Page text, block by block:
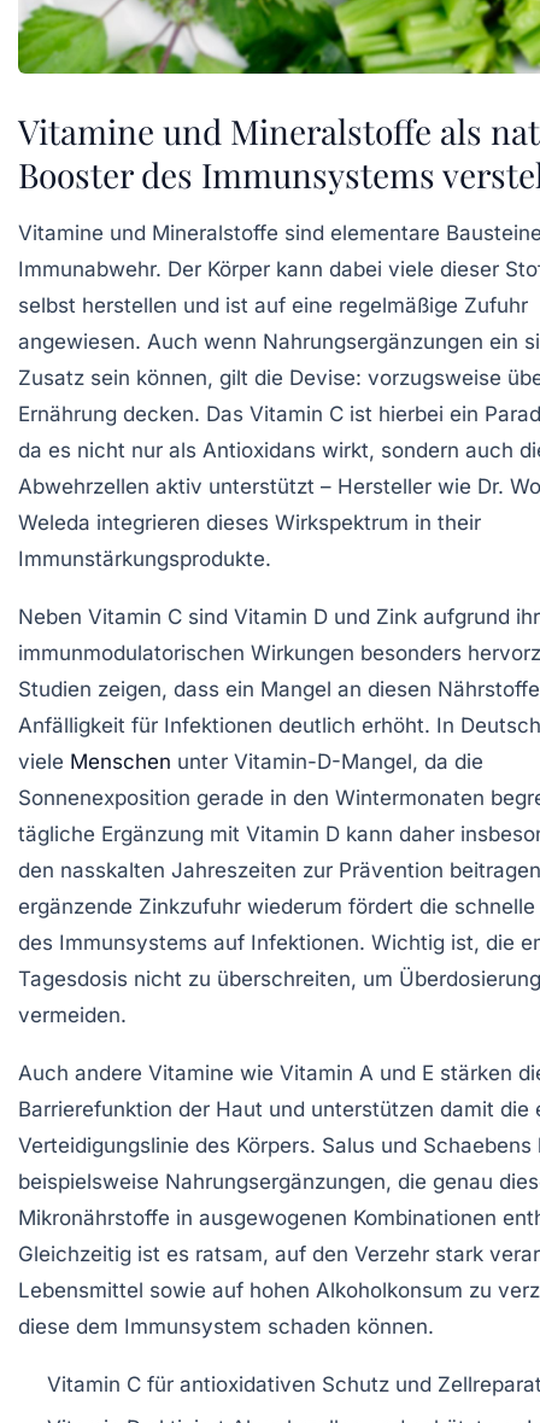
Vitamine und Mineralstoffe als
Booster des Immunsystems
Vitamine und Mineralstoffe sind elementare
Immunabwehr. Der Körper kann dabei viele dieser
selbst herstellen und ist auf eine regelmäßige Zufuhr
angewiesen. Auch wenn Nahrungsergänzungen ein
Zusatz sein können, gilt die Devise: vorzugsweise
Ernährung decken. Das Vitamin C ist hierbei ein
da es nicht nur als Antioxidans wirkt, sondern auch
Abwehrzellen aktiv unterstützt – Hersteller wie Dr.
Weleda integrieren dieses Wirkspektrum in their
Immunstärkungsprodukte.
Neben Vitamin C sind Vitamin D und Zink aufgrund
immunmodulatorischen Wirkungen besonders
Studien zeigen, dass ein Mangel an diesen
Anfälligkeit für Infektionen deutlich erhöht. In
viele Menschen unter Vitamin-D-Mangel, da die
Sonnenexposition gerade in den Wintermonaten
tägliche Ergänzung mit Vitamin D kann daher
den nasskalten Jahreszeiten zur Prävention
ergänzende Zinkzufuhr wiederum fördert die schnelle
des Immunsystems auf Infektionen. Wichtig ist, die
Tagesdosis nicht zu überschreiten, um
vermeiden.
Auch andere Vitamine wie Vitamin A und E stärken
Barrierefunktion der Haut und unterstützen damit die
Verteidigungslinie des Körpers. Salus und Schaebens
beispielsweise Nahrungsergänzungen, die genau
Mikronährstoffe in ausgewogenen Kombinationen
Gleichzeitig ist es ratsam, auf den Verzehr stark
Lebensmittel sowie auf hohen Alkoholkonsum zu
diese dem Immunsystem schaden können.
Vitamin C für antioxidativen Schutz und